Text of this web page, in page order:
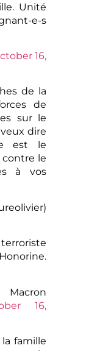
Unité
e-s
16,
de la
de
sur le
dire
est le
le
à vos
16,
famille